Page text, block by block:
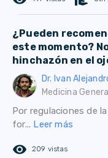
¿Pueden
este momento?
hinchazón en el
Dr. Ivan
Medicina
Por regulaciones de
for... Leer más
remove_red_eye 209 vistas